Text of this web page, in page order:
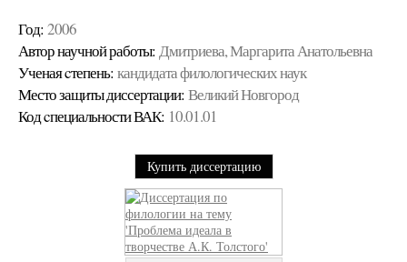
Год: 2006
Автор научной работы: Дмитриева, Маргарита Анатольевна
Ученая cтепень: кандидата филологических наук
Место защиты диссертации: Великий Новгород
Код cпециальности ВАК: 10.01.01
Купить диссертацию